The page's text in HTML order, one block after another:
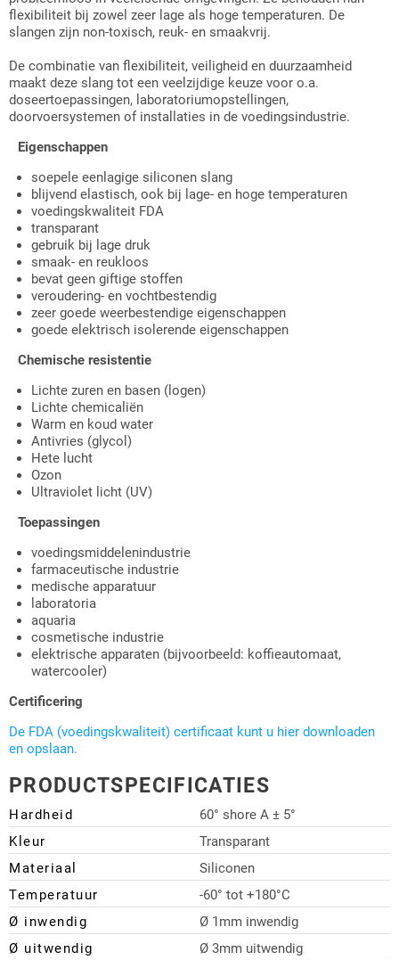
flexibiliteit bij zowel zeer lage als hoge temperaturen. De
slangen zijn non-toxisch, reuk- en smaakvrij.
De combinatie van flexibiliteit, veiligheid en duurzaamheid
maakt deze slang tot een veelzijdige keuze voor o.a.
doseertoepassingen, laboratoriumopstellingen,
doorvoersystemen of installaties in de voedingsindustrie.
Eigenschappen
soepele eenlagige siliconen slang
blijvend elastisch, ook bij lage- en hoge temperaturen
voedingskwaliteit FDA
transparant
gebruik bij lage druk
smaak- en reukloos
bevat geen giftige stoffen
veroudering- en vochtbestendig
zeer goede weerbestendige eigenschappen
goede elektrisch isolerende eigenschappen
Chemische resistentie
Lichte zuren en basen (logen)
Lichte chemicaliën
Warm en koud water
Antivries (glycol)
Hete lucht
Ozon
Ultraviolet licht (UV)
Toepassingen
voedingsmiddelenindustrie
farmaceutische industrie
medische apparatuur
laboratoria
aquaria
cosmetische industrie
elektrische apparaten (bijvoorbeeld: koffieautomaat,
watercooler)
Certificering
De FDA (voedingskwaliteit) certificaat kunt u hier downloaden
en opslaan.
PRODUCTSPECIFICATIES
Hardheid
60° shore A ± 5°
Kleur
Transparant
Materiaal
Siliconen
Temperatuur
-60° tot +180°C
Ø inwendig
Ø 1mm inwendig
Ø uitwendig
Ø 3mm uitwendig